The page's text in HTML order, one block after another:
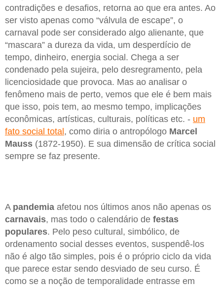
contradições e desafios, retorna ao que era antes. Ao
ser visto apenas como “válvula de escape”, o
carnaval pode ser considerado algo alienante, que
“mascara” a dureza da vida, um desperdício de
tempo, dinheiro, energia social. Chega a ser
condenado pela sujeira, pelo desregramento, pela
licenciosidade que provoca. Mas ao analisar o
fenômeno mais de perto, vemos que ele é bem mais
que isso, pois tem, ao mesmo tempo, implicações
econômicas, artísticas, culturais, políticas etc. - um
fato social total , como diria o antropólogo Marcel
Mauss (1872-1950). E sua dimensão de crítica social
sempre se faz presente.
A pandemia afetou nos últimos anos não apenas os
carnavais, mas todo o calendário de festas
populares. Pelo peso cultural, simbólico, de
ordenamento social desses eventos, suspendê-los
não é algo tão simples, pois é o próprio ciclo da vida
que parece estar sendo desviado de seu curso. É
como se a noção de temporalidade entrasse em